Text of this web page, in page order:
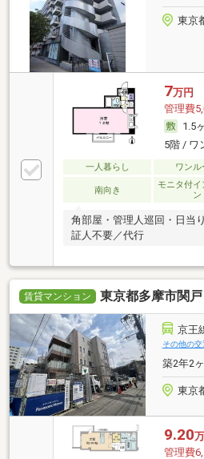
東京
7万円
管理費
1.5
5階 / ワ
一人暮らし ワンル
南向き
モニタ付イ
ン
角部屋・管理人巡回・日当
証人不要／代行
賃貸マンション 東京都多摩市関
京王
その他の交
築2年2
東京
9.20
管理費